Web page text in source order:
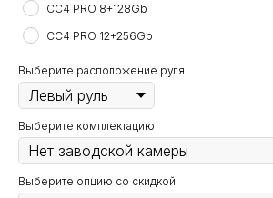
CC4 PRO 8+128Gb
CC4 PRO 12+256Gb
Выберите расположение руля
Выберите комплектацию
Выберите опцию со скидкой